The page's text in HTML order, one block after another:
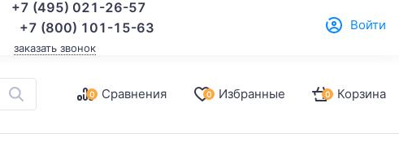
+7 (495) 021-26-57
+7 (800) 101-15-63
заказать звонок
Войти
0 Сравнения 0 Избранные 0 Корзина